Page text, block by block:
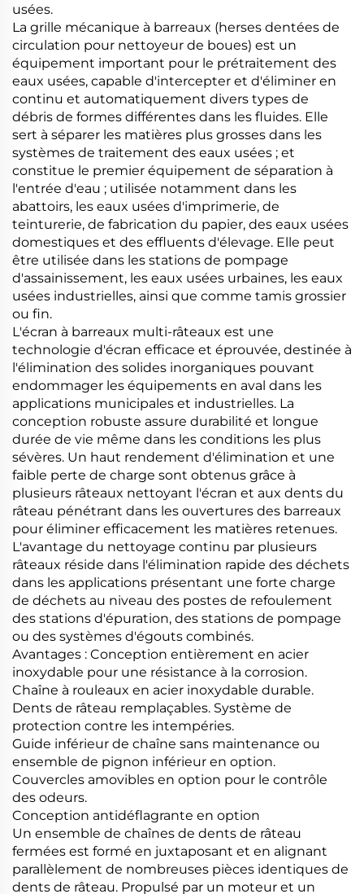
usées.
La grille mécanique à barreaux (herses dentées de
circulation pour nettoyeur de boues) est un
équipement important pour le prétraitement des
eaux usées, capable d'intercepter et d'éliminer en
continu et automatiquement divers types de
débris de formes différentes dans les fluides. Elle
sert à séparer les matières plus grosses dans les
systèmes de traitement des eaux usées ; et
constitue le premier équipement de séparation à
l'entrée d'eau ; utilisée notamment dans les
abattoirs, les eaux usées d'imprimerie, de
teinturerie, de fabrication du papier, des eaux usées
domestiques et des effluents d'élevage. Elle peut
être utilisée dans les stations de pompage
d'assainissement, les eaux usées urbaines, les eaux
usées industrielles, ainsi que comme tamis grossier
ou fin.
L'écran à barreaux multi-râteaux est une
technologie d'écran efficace et éprouvée, destinée à
l'élimination des solides inorganiques pouvant
endommager les équipements en aval dans les
applications municipales et industrielles. La
conception robuste assure durabilité et longue
durée de vie même dans les conditions les plus
sévères. Un haut rendement d'élimination et une
faible perte de charge sont obtenus grâce à
plusieurs râteaux nettoyant l'écran et aux dents du
râteau pénétrant dans les ouvertures des barreaux
pour éliminer efficacement les matières retenues.
L'avantage du nettoyage continu par plusieurs
râteaux réside dans l'élimination rapide des déchets
dans les applications présentant une forte charge
de déchets au niveau des postes de refoulement
des stations d'épuration, des stations de pompage
ou des systèmes d'égouts combinés.
Avantages : Conception entièrement en acier
inoxydable pour une résistance à la corrosion.
Chaîne à rouleaux en acier inoxydable durable.
Dents de râteau remplaçables. Système de
protection contre les intempéries.
Guide inférieur de chaîne sans maintenance ou
ensemble de pignon inférieur en option.
Couvercles amovibles en option pour le contrôle
des odeurs.
Conception antidéflagrante en option
Un ensemble de chaînes de dents de râteau
fermées est formé en juxtaposant et en alignant
parallèlement de nombreuses pièces identiques de
dents de râteau. Propulsé par un moteur et un